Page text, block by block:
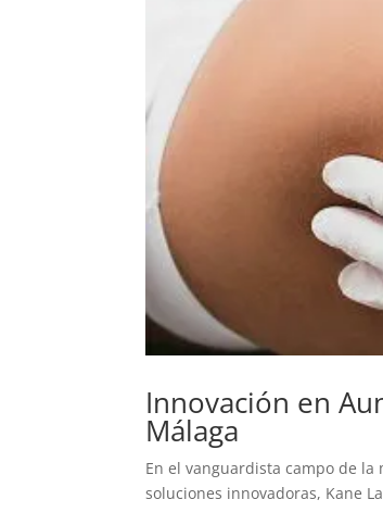
Innovación en
Málaga
En el vanguardista campo de
soluciones innovadoras, Kane